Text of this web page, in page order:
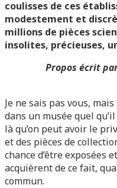
coulisses de ces
modestement et
millions de pièces
insolites, précieuses,
Propos écrit
Je ne sais pas vous,
dans un musée quel
là qu’on peut avoir le
et des pièces de
chance d’être exposées
acquièrent de ce fait,
commun.